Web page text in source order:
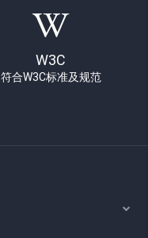
W3C
符合W3C标准及规范